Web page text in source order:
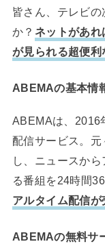
皆さん、テレビ
か？ ネットがあ
が見られる超便利
ABEMAの基本情
ABEMAは、2016
配信サービス。
し、ニュースか
る番組を24時間
アルタイム配信が
ABEMAの無料サ